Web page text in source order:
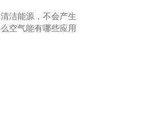
洁能源，不会产生
空气能有哪些应用